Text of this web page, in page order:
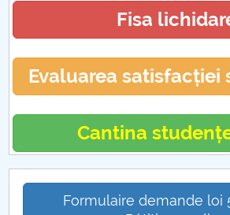
PCUe - Punctul de Contact
Fisa
Evaluarea
Cantina
Formulaire demande loi